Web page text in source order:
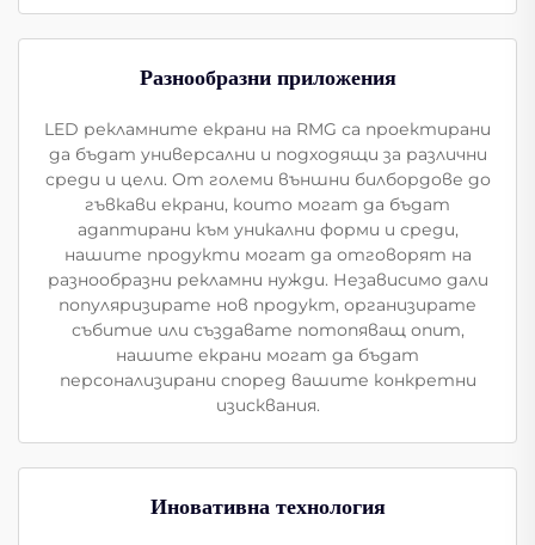
Разнообразни приложения
LED рекламните екрани на RMG са проектирани
да бъдат универсални и подходящи за различни
среди и цели. От големи външни билбордове до
гъвкави екрани, които могат да бъдат
адаптирани към уникални форми и среди,
нашите продукти могат да отговорят на
разнообразни рекламни нужди. Независимо дали
популяризирате нов продукт, организирате
събитие или създавате потопяващ опит,
нашите екрани могат да бъдат
персонализирани според вашите конкретни
изисквания.
Иновативна технология